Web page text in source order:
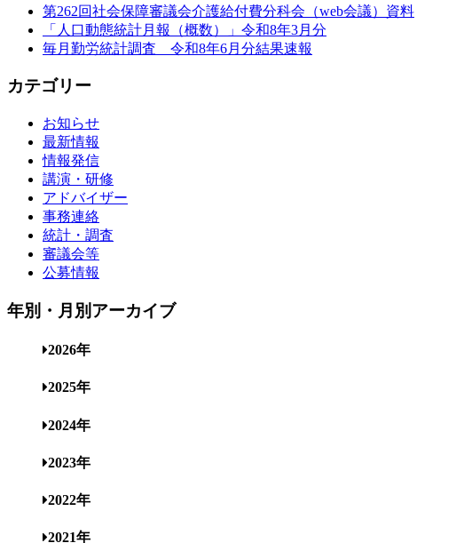
第262回社会保障審議会介護給付費分科会（web会議）資料
「人口動態統計月報（概数）」令和8年3月分
毎月勤労統計調査 令和8年6月分結果速報
カテゴリー
お知らせ
最新情報
情報発信
講演・研修
アドバイザー
事務連絡
統計・調査
審議会等
公募情報
年別・月別アーカイブ
2026年
2025年
2024年
2023年
2022年
2021年